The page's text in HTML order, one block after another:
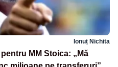
Ionuț Nichita
MM Stoica: „Mă